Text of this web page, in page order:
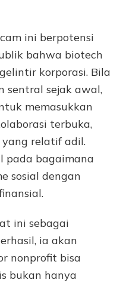
ini berpotensi
bahwa biotech
korporasi. Bila
sentral sejak awal,
memasukkan
terbuka,
relatif adil.
pada bagaimana
sosial dengan
ini sebagai
ia akan
nonprofit bisa
bukan hanya